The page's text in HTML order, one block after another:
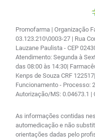
Promofarma | Organização
03.123.210\0003-27 | Rua
Lauzane Paulista - CEP
Atendimento: Segunda à
das 08:00 às 14:30|
Kenps de Souza CRF
Funcionamento - Processo:
Autorização/MS: 0.04673.1 |
As informações contidas
automedicação e não
orientações dadas pelo